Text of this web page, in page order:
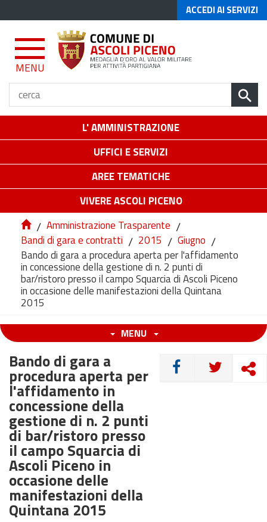
ACCEDI AI SERVIZI
MENU
L' AMMINISTRAZIONE
UFFICI E SERVIZI
AREE TEMATICHE
VIVERE ASCOLI PICENO
/ Amministrazione Trasparente /
Bandi di gara e contratti / 2015 / Giugno /
Bando di gara a procedura aperta per l'affidamento
in concessione della gestione di n. 2 punti di
bar/ristoro presso il campo Squarcia di Ascoli Piceno
in occasione delle manifestazioni della Quintana
2015
MENU
CONDIVIDI
Bando di gara a
procedura aperta per
l'affidamento in
concessione della
gestione di n. 2 punti
di bar/ristoro presso
il campo Squarcia di
Ascoli Piceno in
occasione delle
manifestazioni della
Quintana 2015